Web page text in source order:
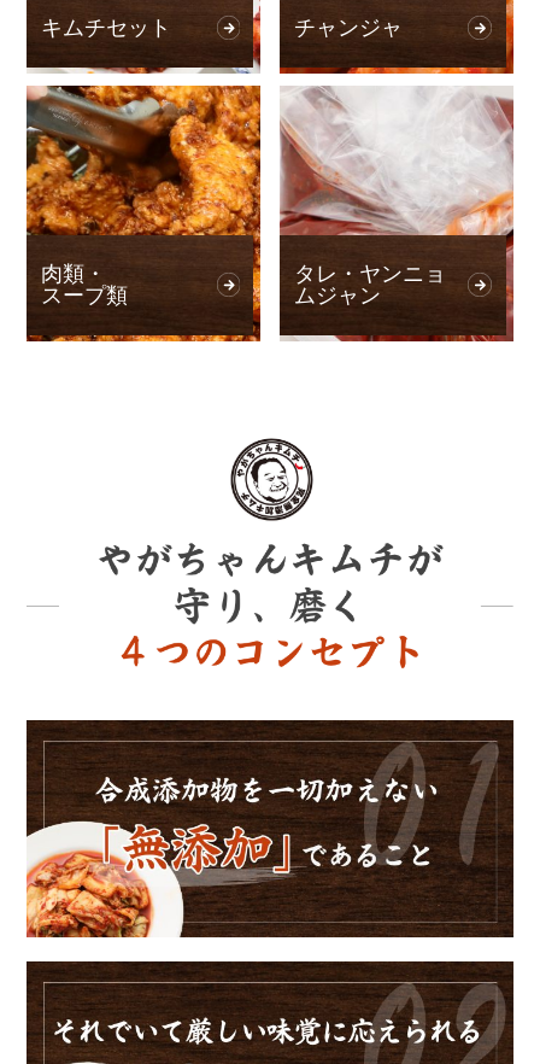
キムチセット チャンジャ
肉類・
スープ類
タレ・ヤンニョ
ムジャン